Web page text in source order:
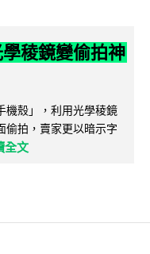
稜鏡變偷拍神
機殼」，利用光學稜鏡
偷拍，賣家更以暗示字
全文